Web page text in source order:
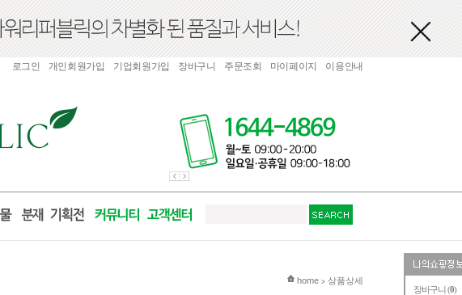
장바구니 (0)
로그인 개인회원가입 기업회원가입 장바구니 주문조회 마이페이지 이용안내
현재 위치
home > 상품상세